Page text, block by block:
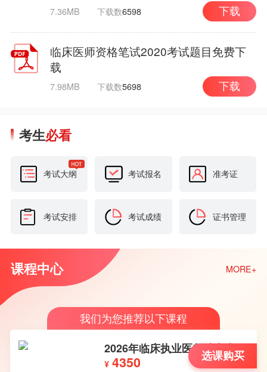
7.36MB 下载数6598 下载
临床医师资格笔试2020考试题目免费下
载
7.98MB 下载数5698 下载
考生必看
考试大纲 考试报名 准考证
考试安排 考试成绩 证书管理
课程中心 MORE+
我们为您推荐以下课程
2026年临床执业医师助力班
¥ 4350 选课购买